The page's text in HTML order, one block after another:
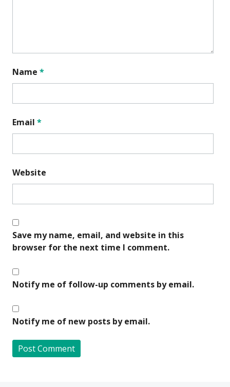
Name *
Email *
Website
Save my name, email, and website in this
browser for the next time I comment.
Notify me of follow-up comments by email.
Notify me of new posts by email.